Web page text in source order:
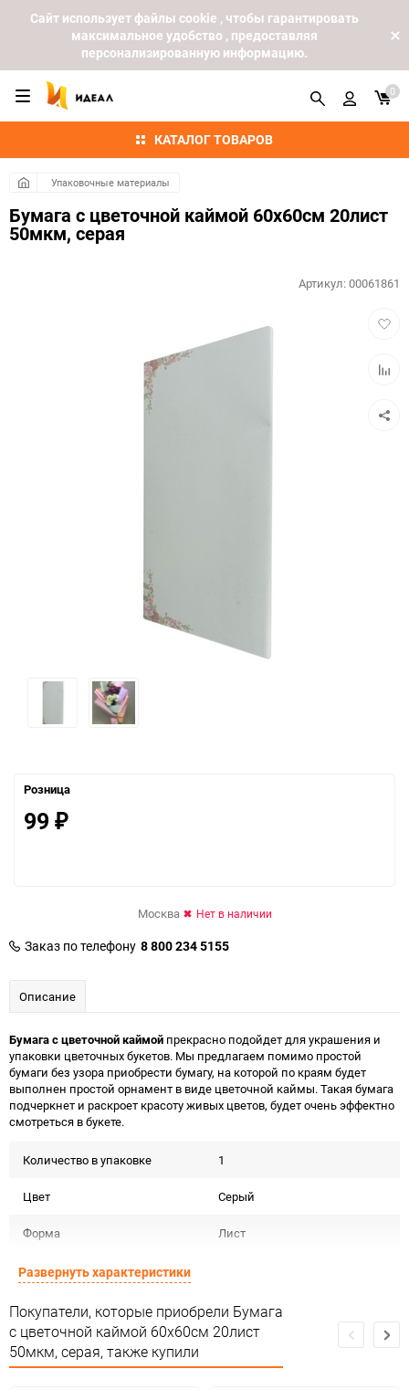
Cайт использует файлы cookie , чтобы гарантировать
максимальное удобство , предоставляя
персонализированную информацию.
КАТАЛОГ ТОВАРОВ
0
Упаковочные материалы
Бумага с цветочной каймой 60х60см 20лист
50мкм, серая
Артикул:00061861
Розница
99 ₽
Москва Нет в наличии
Заказ по телефону 8 800 234 5155
Описание
Бумага с цветочной каймой прекрасно подойдет для украшения и
упаковки цветочных букетов. Мы предлагаем помимо простой
бумаги без узора приобрести бумагу, на которой по краям будет
выполнен простой орнамент в виде цветочной каймы. Такая бумага
подчеркнет и раскроет красоту живых цветов, будет очень эффектно
смотреться в букете.
Количество в упаковке 1
Цвет Серый
Форма Лист
Срок годности
Предназначение товара Для декора и флористики
Сертификация Не подлежит сертификации
Развернуть характеристики
Покупатели, которые приобрели Бумага
с цветочной каймой 60х60см 20лист
50мкм, серая, также купили